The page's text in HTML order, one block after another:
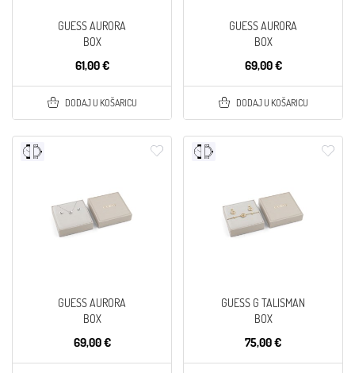
GUESS AURORA
BOX
61,00 €
DODAJ U KOŠARICU
GUESS AURORA
BOX
69,00 €
DODAJ U KOŠARICU
GUESS AURORA
BOX
69,00 €
GUESS G TALISMAN
BOX
75,00 €